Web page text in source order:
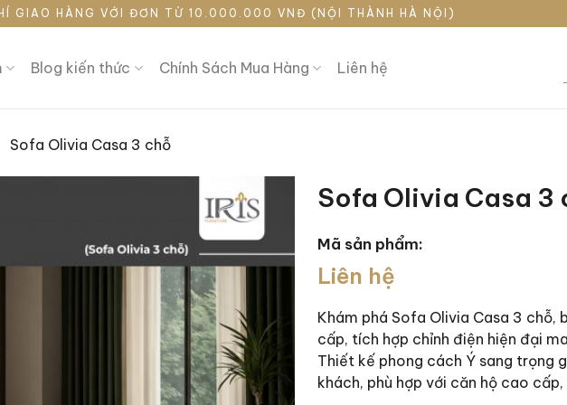
GIAO HÀNG VỚI ĐƠN TỪ 10.000.000 VNĐ (NỘI THÀNH HÀ NỘI)
Blog kiến thức Chính Sách Mua Hàng Liên hệ
Sofa Olivia Casa 3 chỗ
Sofa Olivia Casa 3
Mã sản phẩm:
Liên hệ
Khám phá Sofa Olivia Casa 3 chỗ,
cấp, tích hợp chỉnh điện hiện đại
Thiết kế phong cách Ý sang trọng
khách, phù hợp với căn hộ cao